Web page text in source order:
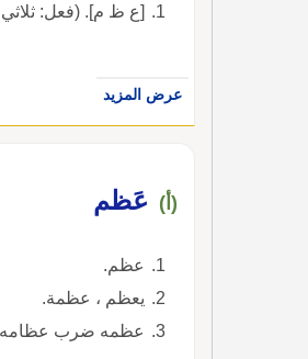
[ع ظ م]. (فعل:
عرض المزيد
(أ) عَظم
عظم.
يعظم ، عظمة.
عظمه ضرب